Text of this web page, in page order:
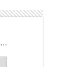
...